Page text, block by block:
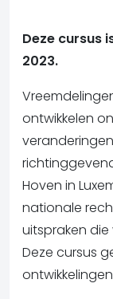
Deze cursus
2023.
ontwikkelen
Hoven in
nationale
uitspraken
Deze cursus